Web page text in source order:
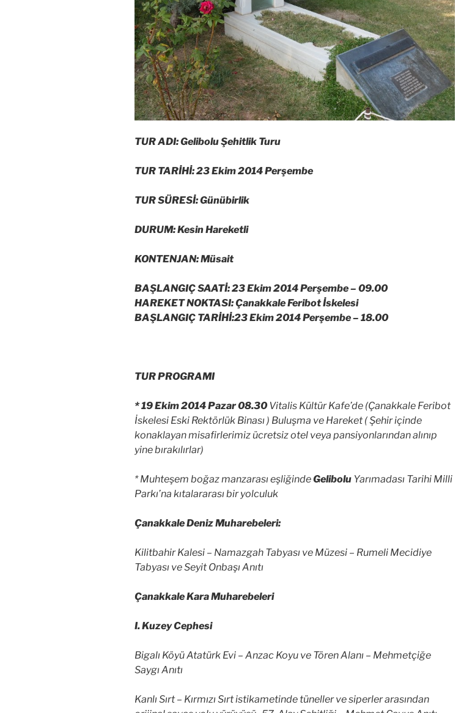
TUR ADI: Gelibolu Şehitlik Turu
TUR TARİHİ: 23 Ekim 2014 Perşembe
TUR SÜRESİ: Günübirlik
DURUM: Kesin Hareketli
KONTENJAN: Müsait
BAŞLANGIÇ SAATİ: 23 Ekim 2014 Perşembe – 09.00
HAREKET NOKTASI: Çanakkale Feribot İskelesi
BAŞLANGIÇ TARİHİ:23 Ekim 2014 Perşembe – 18.00
TUR PROGRAMI
* 19 Ekim 2014 Pazar 08.30Vitalis Kültür Kafe’de (Çanakkale Feribot
İskelesi Eski Rektörlük Binası ) Buluşma ve Hareket ( Şehir içinde
konaklayan misafirlerimiz ücretsiz otel veya pansiyonlarından alınıp
yine bırakılırlar)
* Muhteşem boğaz manzarası eşliğindeGelibolu Yarımadası Tarihi Milli
Parkı’na kıtalararası bir yolculuk
Çanakkale Deniz Muharebeleri:
Kilitbahir Kalesi – Namazgah Tabyası ve Müzesi – Rumeli Mecidiye
Tabyası ve Seyit Onbaşı Anıtı
Çanakkale Kara Muharebeleri
I. Kuzey Cephesi
Bigalı Köyü Atatürk Evi – Anzac Koyu ve Tören Alanı – Mehmetçiğe
Saygı Anıtı
Kanlı Sırt – Kırmızı Sırt istikametinde tüneller ve siperler arasından